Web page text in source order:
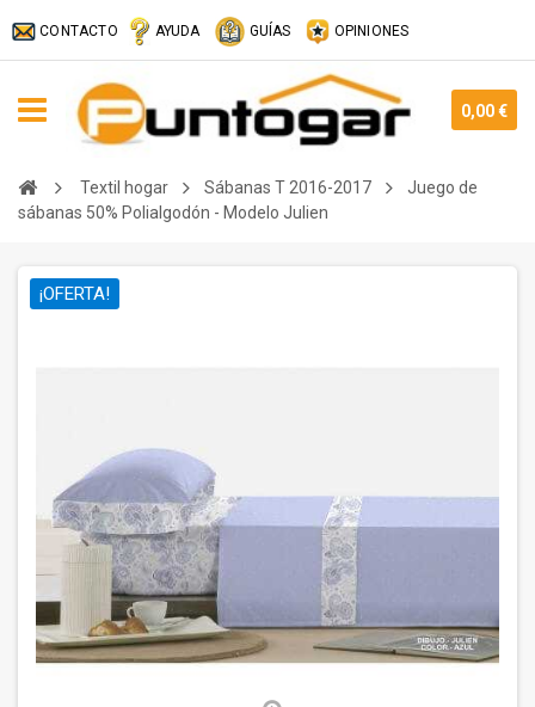
CONTACTO AYUDA GUÍAS OPINIONES
0,00 €
Textil hogar Sábanas T 2016-2017
Juego de
sábanas 50% Polialgodón - Modelo Julien
¡OFERTA!